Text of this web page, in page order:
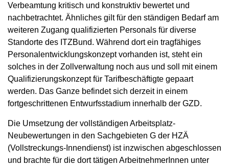
Verbeamtung kritisch und konstruktiv bewertet und
nachbetrachtet. Ähnliches gilt für den ständigen Bedarf am
weiteren Zugang qualifizierten Personals für diverse
Standorte des ITZBund. Während dort ein tragfähiges
Personalentwicklungskonzept vorhanden ist, steht ein
solches in der Zollverwaltung noch aus und soll mit einem
Qualifizierungskonzept für Tarifbeschäftigte gepaart
werden. Das Ganze befindet sich derzeit in einem
fortgeschrittenen Entwurfsstadium innerhalb der GZD.
Die Umsetzung der vollständigen Arbeitsplatz-
Neubewertungen in den Sachgebieten G der HZÄ
(Vollstreckungs-Innendienst) ist inzwischen abgeschlossen
und brachte für die dort tätigen ArbeitnehmerInnen unter